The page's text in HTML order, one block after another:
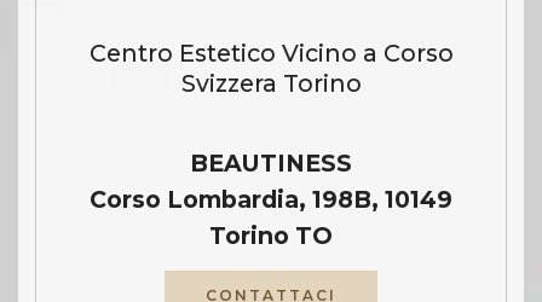
Centro Estetico Vicino a Corso
Svizzera Torino
BEAUTINESS
Corso Lombardia, 198B, 10149
Torino TO
CONTATTACI